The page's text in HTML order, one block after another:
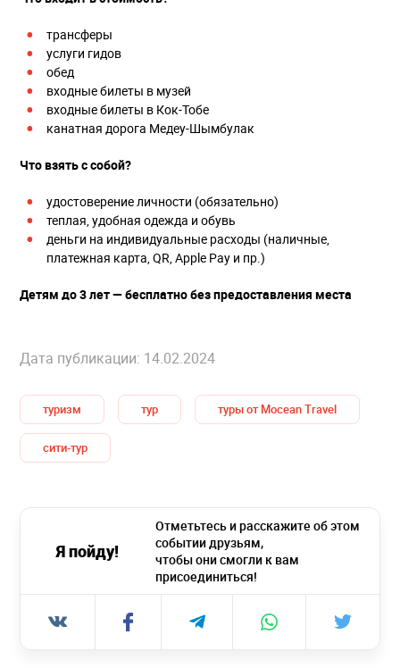
трансферы
услуги гидов
обед
входные билеты в музей
входные билеты в Кок-Тобе
канатная дорога Медеу-Шымбулак
Что взять с собой?
удостоверение личности (обязательно)
теплая, удобная одежда и обувь
деньги на индивидуальные расходы (наличные,
платежная карта, QR, Apple Pay и пр.)
Детям до 3 лет — бесплатно без предоставления места
Дата публикации: 14.02.2024
туризм тур туры от Mocean Travel
сити-тур
Я пойду!
Отметьтесь и расскажите об этом
событии друзьям,
чтобы они смогли к вам
присоединиться!